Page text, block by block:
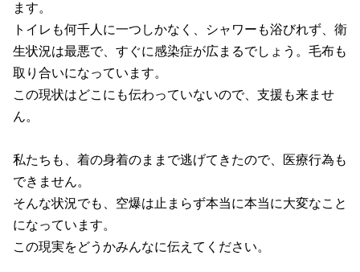
ます。
トイレも何千人に一つしかなく、シャワーも浴びれず、衛
生状況は最悪で、すぐに感染症が広まるでしょう。毛布も
取り合いになっています。
この現状はどこにも伝わっていないので、支援も来ませ
ん。
私たちも、着の身着のままで逃げてきたので、医療行為も
できません。
そんな状況でも、空爆は止まらず本当に本当に大変なこと
になっています。
この現実をどうかみんなに伝えてください。